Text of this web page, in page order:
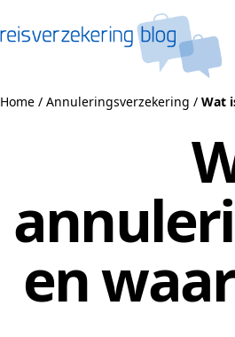
Home / Annuleringsverzekering / Wat
en